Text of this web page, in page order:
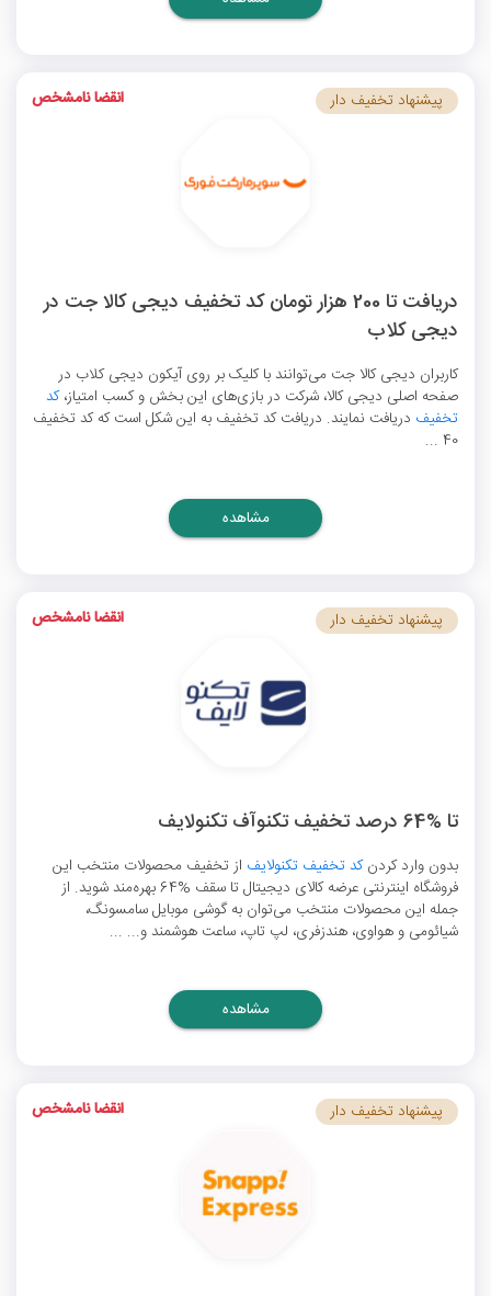
دریافت تا 200 هزار تومان کد تخفیف دیجی کالا جت در
دیجی کلاب
کاربران دیجی کالا جت می‌توانند با کلیک بر روی آیکون دیجی کلاب در
صفحه اصلی دیجی کالا، شرکت در بازی‌های این بخش و کسب امتیاز،کد
تخفیف دریافت نمایند. دریافت کد تخفیف به این شکل است که کد تخفیف
40 ...
پیشنهاد تخفیف دار انقضا نامشخص
مشاهده
تا %64 درصد تخفیف تکنوآف تکنولایف
بدون وارد کردنکد تخفیف تکنولایف از تخفیف محصولات منتخب این
فروشگاه اینترنتی عرضه کالای دیجیتال تا سقف %64 بهره‌مند شوید. از
جمله این محصولات منتخب می‌توان به گوشی موبایل سامسونگ،
شیائومی و هواوی، هندزفری، لپ تاپ، ساعت هوشمند و... ...
پیشنهاد تخفیف دار انقضا نامشخص
مشاهده
پیشنهاد تخفیف دار انقضا نامشخص